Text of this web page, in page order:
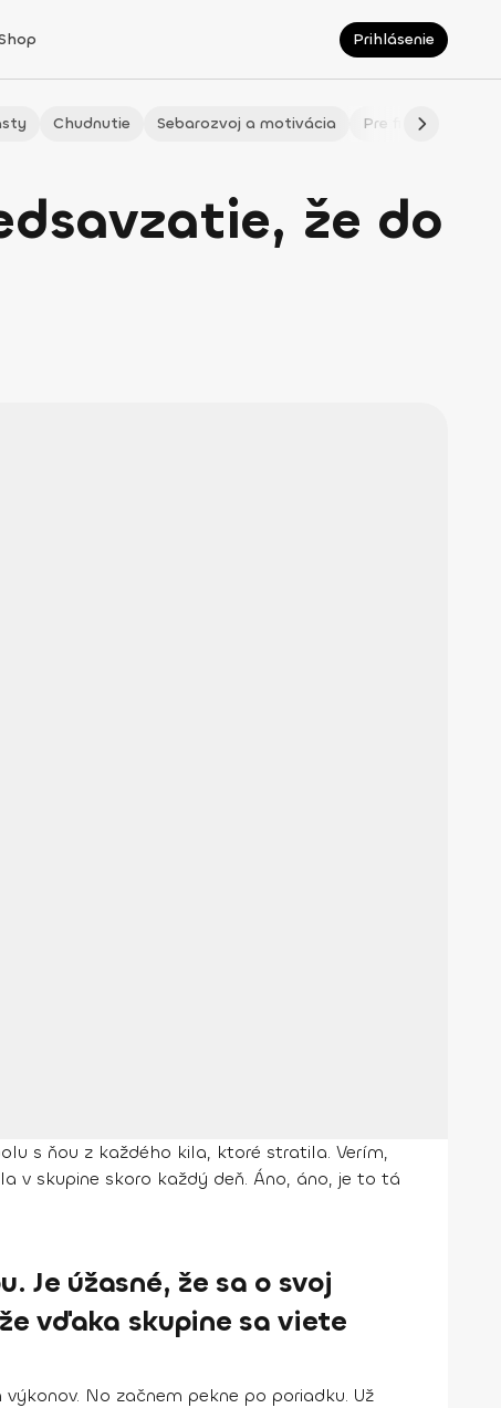
Prihlásenie
Chudnutie Sebarozvoj a motivácia Pre fitmaminky
že do
s ňou z každého kila, ktoré stratila. Verím,
v skupine skoro každý deň. Áno, áno, je to tá
Je úžasné, že sa o svoj
vďaka skupine sa viete
No začnem pekne po poriadku. Už